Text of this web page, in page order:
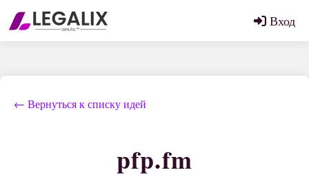
Вход
← Вернуться к списку идей
pfp.fm